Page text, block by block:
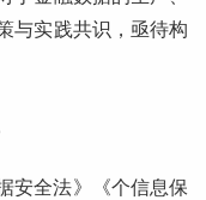
与实践共识，亟待构
安全法》《个信息保